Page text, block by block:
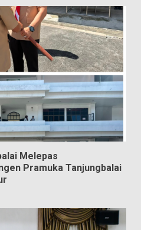
Melepas
Pramuka Tanjungbalai